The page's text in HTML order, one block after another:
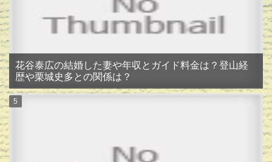
花谷泰広の結婚した妻や年収とガイド料金は？登山経
歴や栗城史多との関係は？